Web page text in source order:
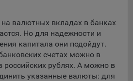
условия работы
например, для настройки
cookie собирают информацию о
сайте и его предпочтениях и
информацию о
городе и других местных
валютных вкладах в банках
Но для надежности и
капитала они подойдут.
счетах можно в
российских рублях. А можно в
указанные валюты: для